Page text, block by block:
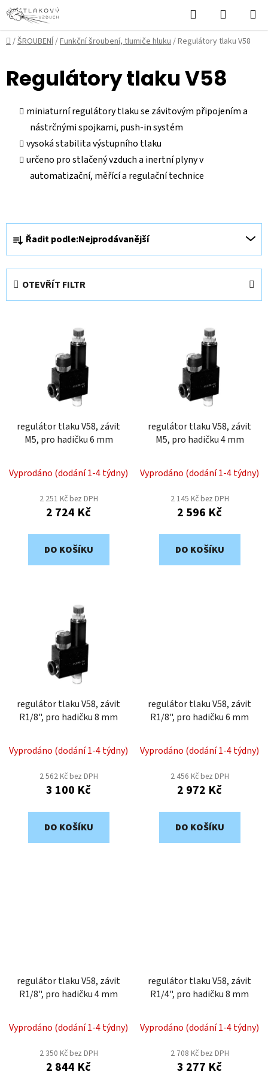
Přejít
na
obsah
Hledat
KOŠÍK
Domů
/ŠROUBENÍ/Funkční šroubení, tlumiče hluku/Regulátory tlaku V58
Regulátory tlaku V58
miniaturní regulátory tlaku se závitovým připojením a
nástrčnými spojkami, push-in systém
vysoká stabilita výstupního tlaku
určeno pro stlačený vzduch a inertní plyny v
automatizační, měřící a regulační technice
Ř
a
z
e
n
í
Řadit podle:Nejprodávanější
OTEVŘÍT FILTR
k
regulátor tlaku V58, závit
M5, pro hadičku 6 mm
Vyprodáno (dodání 1-4 týdny)
2 251 Kč bez DPH
2 724 Kč
DO KOŠÍKU
regulátor tlaku V58, závit
M5, pro hadičku 4 mm
Vyprodáno (dodání 1-4 týdny)
2 145 Kč bez DPH
2 596 Kč
DO KOŠÍKU
regulátor tlaku V58, závit
R1/8", pro hadičku 8 mm
Vyprodáno (dodání 1-4 týdny)
2 562 Kč bez DPH
3 100 Kč
DO KOŠÍKU
regulátor tlaku V58, závit
R1/8", pro hadičku 6 mm
Vyprodáno (dodání 1-4 týdny)
2 456 Kč bez DPH
2 972 Kč
DO KOŠÍKU
regulátor tlaku V58, závit
R1/8", pro hadičku 4 mm
Vyprodáno (dodání 1-4 týdny)
2 350 Kč bez DPH
2 844 Kč
regulátor tlaku V58, závit
R1/4", pro hadičku 8 mm
Vyprodáno (dodání 1-4 týdny)
2 708 Kč bez DPH
3 277 Kč